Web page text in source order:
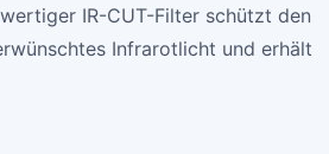
IR-CUT-Filter schützt den
Infrarotlicht und erhält